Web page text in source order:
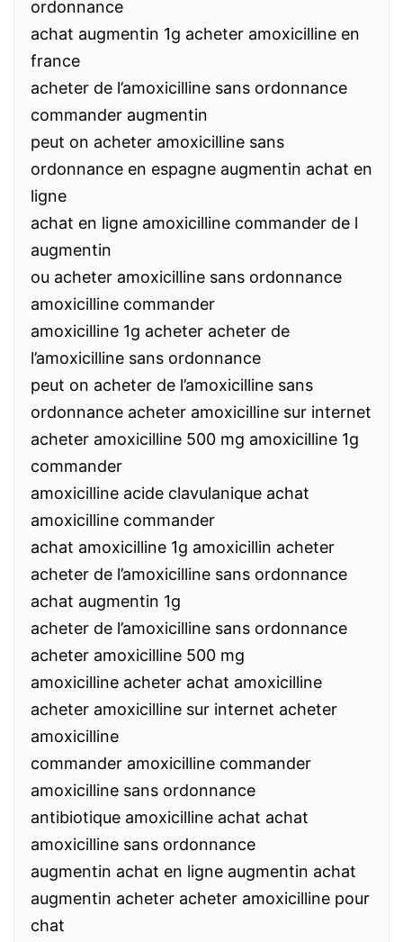
ordonnance
achat augmentin 1g acheter amoxicilline en
france
acheter de l’amoxicilline sans ordonnance
commander augmentin
peut on acheter amoxicilline sans
ordonnance en espagne augmentin achat en
ligne
achat en ligne amoxicilline commander de l
augmentin
ou acheter amoxicilline sans ordonnance
amoxicilline commander
amoxicilline 1g acheter acheter de
l’amoxicilline sans ordonnance
peut on acheter de l’amoxicilline sans
ordonnance acheter amoxicilline sur internet
acheter amoxicilline 500 mg amoxicilline 1g
commander
amoxicilline acide clavulanique achat
amoxicilline commander
achat amoxicilline 1g amoxicillin acheter
acheter de l’amoxicilline sans ordonnance
achat augmentin 1g
acheter de l’amoxicilline sans ordonnance
acheter amoxicilline 500 mg
amoxicilline acheter achat amoxicilline
acheter amoxicilline sur internet acheter
amoxicilline
commander amoxicilline commander
amoxicilline sans ordonnance
antibiotique amoxicilline achat achat
amoxicilline sans ordonnance
augmentin achat en ligne augmentin achat
augmentin acheter acheter amoxicilline pour
chat